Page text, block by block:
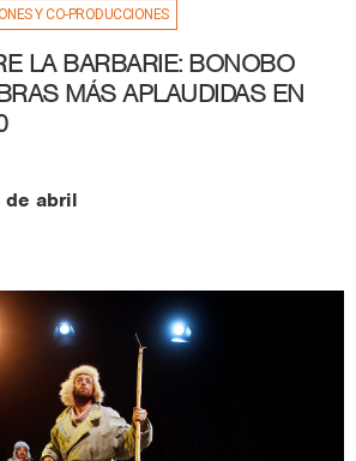
Y CO-PRODUCCIONES
LA BARBARIE: BONOBO
MÁS APLAUDIDAS EN
de abril